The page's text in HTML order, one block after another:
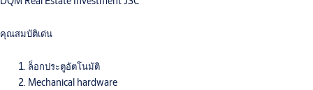
คุณสมบัติเด่น
ล็อกประตูอัตโนมัติ
Mechanical hardware